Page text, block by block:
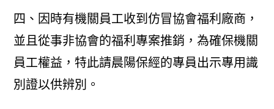
四、因時有機關員工收到仿冒協會福利廠商，
並且從事非協會的福利專案推銷，為確保機關
員工權益，特此請晨陽保經的專員出示專用識
別證以供辨別。